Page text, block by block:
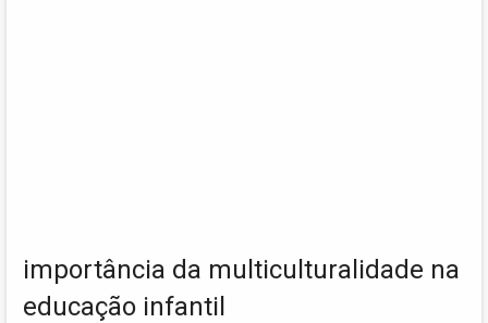
importância da multiculturalidade na
educação infantil